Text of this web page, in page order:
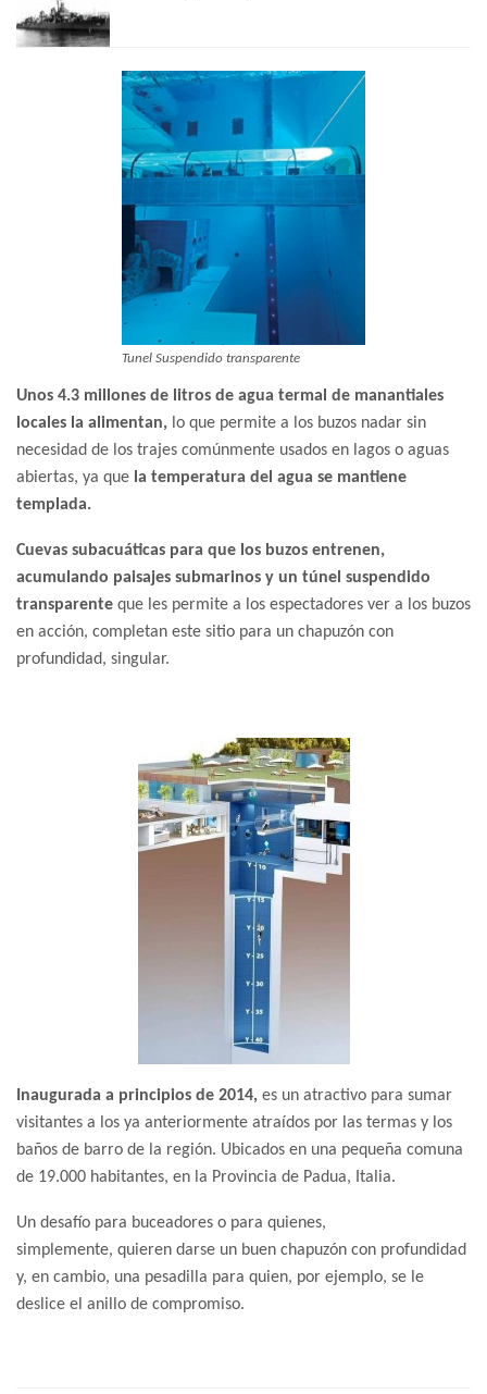
Tunel Suspendido transparente
Unos 4.3 millones de litros de agua termal de manantiales
locales la alimentan, lo que permite a los buzos nadar sin
necesidad de los trajes comúnmente usados en lagos o aguas
abiertas, ya que la temperatura del agua se mantiene
templada.
Cuevas subacuáticas para que los buzos entrenen,
acumulando paisajes submarinos y un túnel suspendido
transparente que les permite a los espectadores ver a los buzos
en acción, completan este sitio para un chapuzón con
profundidad, singular.
Inaugurada a principios de 2014, es un atractivo para sumar
visitantes a los ya anteriormente atraídos por las termas y los
baños de barro de la región. Ubicados en una pequeña comuna
de 19.000 habitantes, en la Provincia de Padua, Italia.
Un desafío para buceadores o para quienes,
simplemente, quieren darse un buen chapuzón con profundidad
y, en cambio, una pesadilla para quien, por ejemplo, se le
deslice el anillo de compromiso.